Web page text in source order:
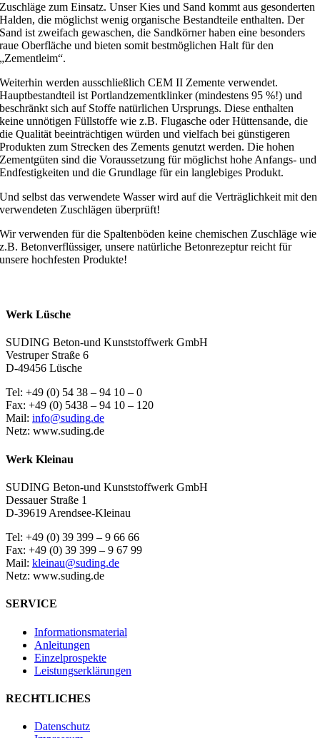
Zuschläge zum Einsatz. Unser Kies und Sand kommt aus gesonderten
Halden, die möglichst wenig organische Bestandteile enthalten. Der
Sand ist zweifach gewaschen, die Sandkörner haben eine besonders
raue Oberfläche und bieten somit bestmöglichen Halt für den
„Zementleim“.
Weiterhin werden ausschließlich CEM II Zemente verwendet.
Hauptbestandteil ist Portlandzementklinker (mindestens 95 %!) und
beschränkt sich auf Stoffe natürlichen Ursprungs. Diese enthalten
keine unnötigen Füllstoffe wie z.B. Flugasche oder Hüttensande, die
die Qualität beeinträchtigen würden und vielfach bei günstigeren
Produkten zum Strecken des Zements genutzt werden. Die hohen
Zementgüten sind die Voraussetzung für möglichst hohe Anfangs- und
Endfestigkeiten und die Grundlage für ein langlebiges Produkt.
Und selbst das verwendete Wasser wird auf die Verträglichkeit mit den
verwendeten Zuschlägen überprüft!
Wir verwenden für die Spaltenböden keine chemischen Zuschläge wie
z.B. Betonverflüssiger, unsere natürliche Betonrezeptur reicht für
unsere hochfesten Produkte!
Werk Lüsche
SUDING Beton-und Kunststoffwerk GmbH
Vestruper Straße 6
D-49456 Lüsche
Tel: +49 (0) 54 38 – 94 10 – 0
Fax: +49 (0) 5438 – 94 10 – 120
Mail: info@suding.de
Netz: www.suding.de
Werk Kleinau
SUDING Beton-und Kunststoffwerk GmbH
Dessauer Straße 1
D-39619 Arendsee-Kleinau
Tel: +49 (0) 39 399 – 9 66 66
Fax: +49 (0) 39 399 – 9 67 99
Mail: kleinau@suding.de
Netz: www.suding.de
SERVICE
Informationsmaterial
Anleitungen
Einzelprospekte
Leistungserklärungen
RECHTLICHES
Datenschutz